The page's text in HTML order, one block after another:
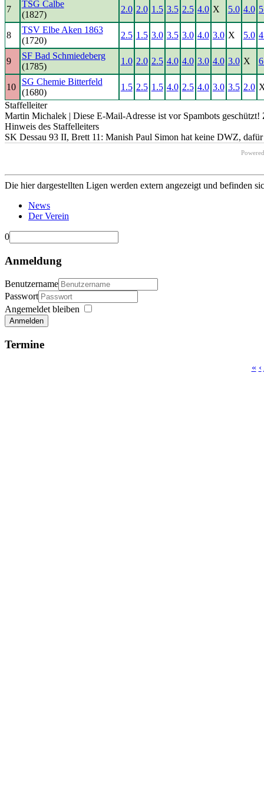
7
TSG Calbe
(1827)
2.0 2.0 1.5 3.5 2.5 4.0 X 5.0 4.0
8
TSV Elbe Aken 1863
(1720)
2.5 1.5 3.0 3.5 3.0 4.0 3.0 X 5.0
9
SF Bad Schmiedeberg
(1785)
1.0 2.0 2.5 4.0 4.0 3.0 4.0 3.0 X
10
SG Chemie Bitterfeld
(1680)
1.5 2.5 1.5 4.0 2.5 4.0 3.0 3.5 2.0
Staffelleiter
Martin Michalek | Diese E-Mail-Adresse ist vor Spambots
Hinweis des Staffelleiters
SK Dessau 93 II, Brett 11: Manish Paul Simon hat keine DWZ,
Die hier dargestellten Ligen werden extern angezeigt und befinden
News
Der Verein
0
Anmeldung
Benutzername
Passwort
Angemeldet bleiben
Anmelden
Termine
« ‹